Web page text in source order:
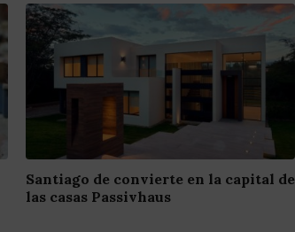
Santiago de convierte en la capital de
las casas Passivhaus